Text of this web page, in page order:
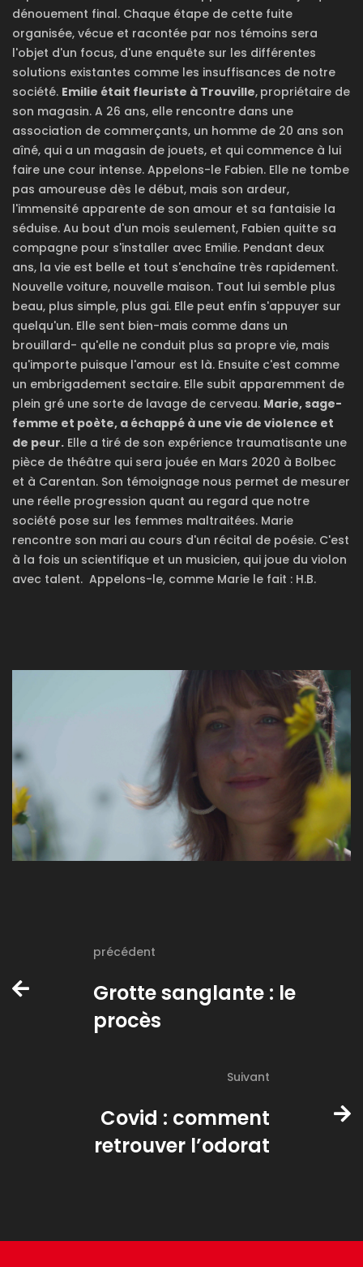
dénouement final. Chaque étape de cette fuite
organisée, vécue et racontée par nos témoins sera
l'objet d'un focus, d'une enquête sur les différentes
solutions existantes comme les insuffisances de notre
société. Emilie était fleuriste à Trouville, propriétaire de
son magasin. A 26 ans, elle rencontre dans une
association de commerçants, un homme de 20 ans son
aîné, qui a un magasin de jouets, et qui commence à lui
faire une cour intense. Appelons-le Fabien. Elle ne tombe
pas amoureuse dès le début, mais son ardeur,
l'immensité apparente de son amour et sa fantaisie la
séduise. Au bout d'un mois seulement, Fabien quitte sa
compagne pour s'installer avec Emilie. Pendant deux
ans, la vie est belle et tout s'enchaîne très rapidement.
Nouvelle voiture, nouvelle maison. Tout lui semble plus
beau, plus simple, plus gai. Elle peut enfin s'appuyer sur
quelqu'un. Elle sent bien-mais comme dans un
brouillard- qu'elle ne conduit plus sa propre vie, mais
qu'importe puisque l'amour est là. Ensuite c'est comme
un embrigadement sectaire. Elle subit apparemment de
plein gré une sorte de lavage de cerveau. Marie, sage-
femme et poète, a échappé à une vie de violence et
de peur. Elle a tiré de son expérience traumatisante une
pièce de théâtre qui sera jouée en Mars 2020 à Bolbec
et à Carentan. Son témoignage nous permet de mesurer
une réelle progression quant au regard que notre
société pose sur les femmes maltraitées. Marie
rencontre son mari au cours d'un récital de poésie. C'est
à la fois un scientifique et un musicien, qui joue du violon
avec talent. Appelons-le, comme Marie le fait : H.B.
précédent
Grotte sanglante : le
procès
Suivant
Covid : comment
retrouver l’odorat